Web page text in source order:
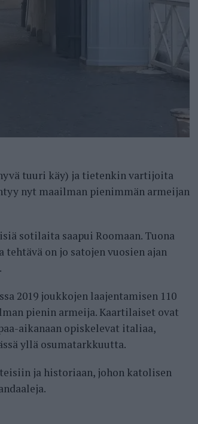
tuuri käy) ja tietenkin vartijoita
nyt maailman pienimmän armeijan
sotilaita saapui Roomaan. Tuona
on jo satojen vuosien ajan
2019 joukkojen laajentamisen 110
pienin armeija. Kaartilaiset ovat
aikanaan opiskelevat italiaa,
yllä osumatarkkuutta.
ja historiaan, johon katolisen